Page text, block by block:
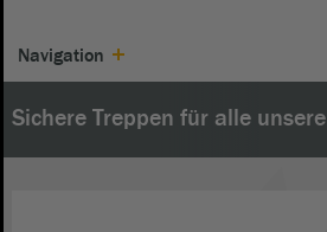
Navigation
Sichere Treppen für alle